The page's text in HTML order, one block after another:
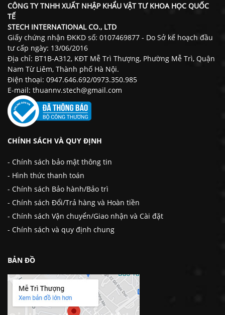
CÔNG TY TNHH XUẤT NHẬP KHẨU VẬT TƯ KHOA HỌC QUỐC
TẾ
STECH INTERNATIONAL CO., LTD
Giấy chứng nhận ĐKKD số: 0107469877 - Do Sở kế hoạch đầu
tư cấp ngày: 13/06/2016
Địa chỉ: BT1B-A312, KĐT Mễ Trì Thượng, Phường Mễ Trì, Quận
Nam Từ Liêm, Thành phố Hà Nội.
Điện thoại: 0947.646.692/0973.350.985
E-mail: thuannv.stech@gmail.com
CHÍNH SÁCH VÀ QUY ĐỊNH
- Chính sách bảo mật thông tin
- Hình thức thanh toán
- Chính sách Bảo hành/Bảo trì
- Chính sách Đổi/Trả hàng và Hoàn tiền
- Chính sách Vận chuyển/Giao nhận và Cài đặt
- Chính sách và quy định chung
BẢN ĐỒ